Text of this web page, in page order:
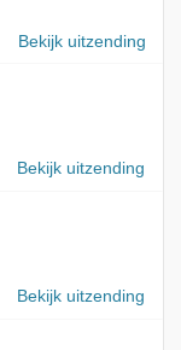
Bekijk uitzending
Bekijk uitzending
Bekijk uitzending